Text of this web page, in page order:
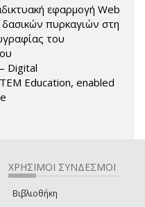
εφαρμογή Web
δασικών πυρκαγιών στη
του
Digital
Education, enabled
ΧΡΗΣΙΜΟΙ ΣΥΝΔΕΣΜΟΙ
Βιβλιοθήκη